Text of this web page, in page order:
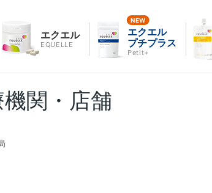
エクエル
EQUELLE
エクエル
プチプラス
Petit+
関・店舗